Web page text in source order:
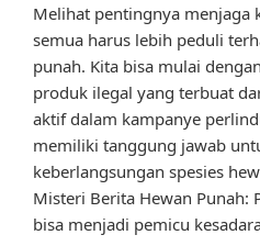
Melihat pentingnya menjaga
semua harus lebih peduli
punah. Kita bisa mulai
produk ilegal yang terbuat
aktif dalam kampanye
memiliki tanggung jawab
keberlangsungan spesies
Misteri Berita Hewan Punah:
bisa menjadi pemicu